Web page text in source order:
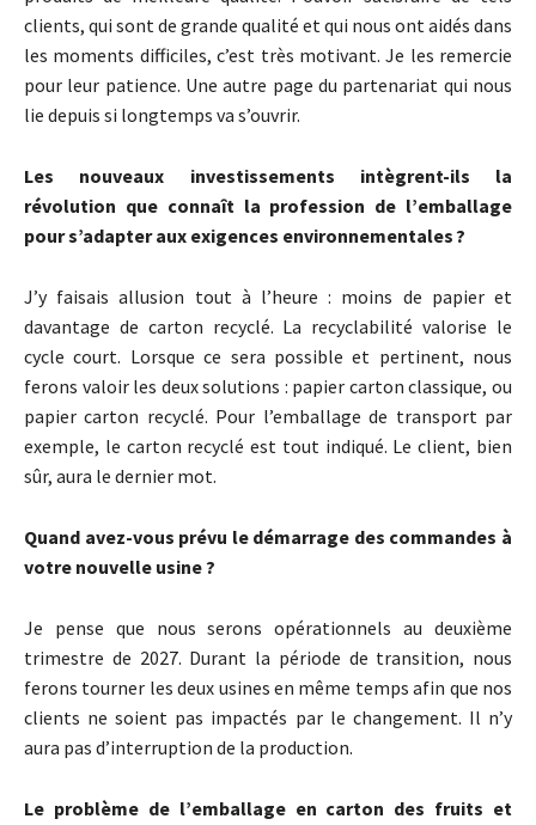
clients, qui sont de grande qualité et qui nous ont aidés dans
les moments difficiles, c’est très motivant. Je les remercie
pour leur patience. Une autre page du partenariat qui nous
lie depuis si longtemps va s’ouvrir.
Les nouveaux investissements intègrent-ils la
révolution que connaît la profession de l’emballage
pour s’adapter aux exigences environnementales ?
J’y faisais allusion tout à l’heure : moins de papier et
davantage de carton recyclé. La recyclabilité valorise le
cycle court. Lorsque ce sera possible et pertinent, nous
ferons valoir les deux solutions : papier carton classique, ou
papier carton recyclé. Pour l’emballage de transport par
exemple, le carton recyclé est tout indiqué. Le client, bien
sûr, aura le dernier mot.
Quand avez-vous prévu le démarrage des commandes à
votre nouvelle usine ?
Je pense que nous serons opérationnels au deuxième
trimestre de 2027. Durant la période de transition, nous
ferons tourner les deux usines en même temps afin que nos
clients ne soient pas impactés par le changement. Il n’y
aura pas d’interruption de la production.
Le problème de l’emballage en carton des fruits et